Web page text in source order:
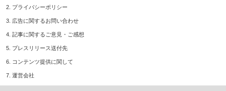
2. プライバシーポリシー
3. 広告に関するお問い合わせ
4. 記事に関するご意見・ご感想
5. プレスリリース送付先
6. コンテンツ提供に関して
7. 運営会社